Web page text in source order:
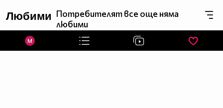
Любими Потребителят все още няма
любими